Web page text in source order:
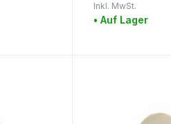
Inkl. MwSt.
• Auf Lager